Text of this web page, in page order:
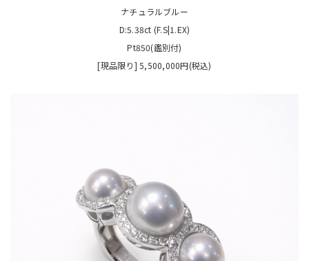
ナチュラルブルー
D:5.38ct (F.S|1.EX)
Pt850(鑑別付)
[現品限り] 5,500,000円(税込)